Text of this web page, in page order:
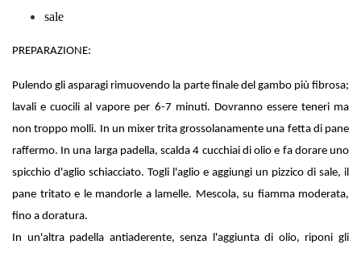
sale
PREPARAZIONE:
Pulendo gli asparagi rimuovendo la parte finale del gambo più fibrosa;
lavali e cuocili al vapore per 6-7 minuti. Dovranno essere teneri ma
non troppo molli. In un mixer trita grossolanamente una fetta di pane
raffermo. In una larga padella, scalda 4 cucchiai di olio e fa dorare uno
spicchio d'aglio schiacciato. Togli l'aglio e aggiungi un pizzico di sale, il
pane tritato e le mandorle a lamelle. Mescola, su fiamma moderata,
fino a doratura.
In un'altra padella antiaderente, senza l'aggiunta di olio, riponi gli